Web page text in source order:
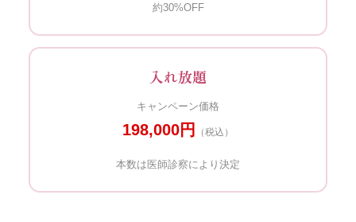
約30%OFF
入れ放題
キャンペーン価格
198,000円 （税込）
本数は医師診察により決定